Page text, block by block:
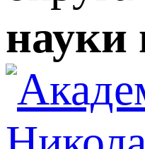
науки